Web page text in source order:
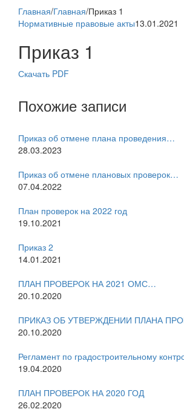
Главная/Главная/Приказ 1
Нормативные правовые акты13.01.2021
Приказ 1
Скачать PDF
Похожие записи
Приказ об отмене плана проведения…
28.03.2023
Приказ об отмене плановых проверок…
07.04.2022
План проверок на 2022 год
19.10.2021
Приказ 2
14.01.2021
ПЛАН ПРОВЕРОК НА 2021 ОМС…
20.10.2020
ПРИКАЗ ОБ УТВЕРЖДЕНИИ ПЛАНА
20.10.2020
Регламент по градостроительному
19.04.2020
ПЛАН ПРОВЕРОК НА 2020 ГОД
26.02.2020